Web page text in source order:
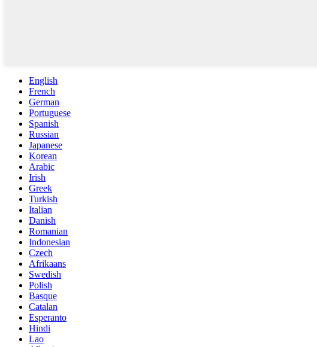
English
French
German
Portuguese
Spanish
Russian
Japanese
Korean
Arabic
Irish
Greek
Turkish
Italian
Danish
Romanian
Indonesian
Czech
Afrikaans
Swedish
Polish
Basque
Catalan
Esperanto
Hindi
Lao